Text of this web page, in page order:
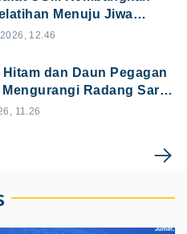
Menuju Jiwa
12.46
dan Daun Pegagan
Mengurangi Radang Saraf
11.26